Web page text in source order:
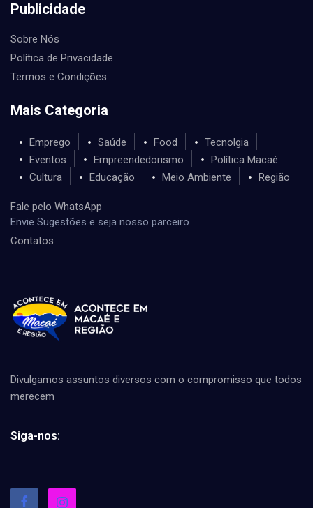
Publicidade
Sobre Nós
Política de Privacidade
Termos e Condições
Mais Categoria
Emprego Saúde Food
Tecnolgia
Eventos
Empreendedorismo
Política Macaé
Cultura
Educação Meio Ambiente Região
Fale pelo WhatsApp
Envie Sugestões e seja nosso parceiro
Contatos
Divulgamos assuntos diversos com o compromisso que todos
merecem
Siga-nos: